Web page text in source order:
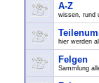
A-Z
wissen, rund
hier werden
Felgen
Sammlung